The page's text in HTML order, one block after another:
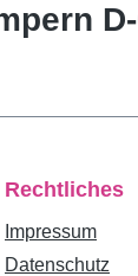
Rechtliches
Impressum
Datenschutz